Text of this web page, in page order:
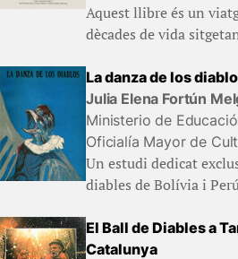
Aquest llibre és un
dècades de vida
La danza de los
Julia Elena Fortún
Ministerio de
Oficialía Mayor de
Un estudi dedicat
diables de Bolívia i
El Ball de Diables a
Catalunya